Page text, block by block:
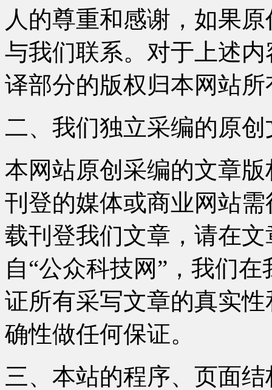
人的尊重和感谢，如果
与我们联系。对于上述
译部分的版权归本网站所
二、我们独立采编的原创
本网站原创采编的文章
刊登的媒体或商业网站
载刊登我们文章，请在
自“公众科技网”，我们
证所有采写文章的真实
确性做任何保证。
三、本站的程序、页面